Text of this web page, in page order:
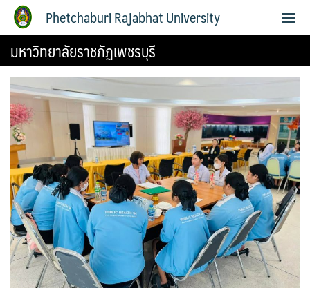
Phetchaburi Rajabhat University
มหาวิทยาลัยราชภัฏเพชรบุรี